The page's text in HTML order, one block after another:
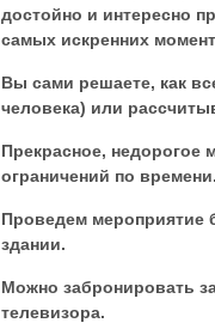
достойно и интересно
самых искренних
Вы сами решаете, как
человека) или
Прекрасное, недорогое
ограничений по времени.
Проведем мероприятие
здании.
Можно забронировать
телевизора.